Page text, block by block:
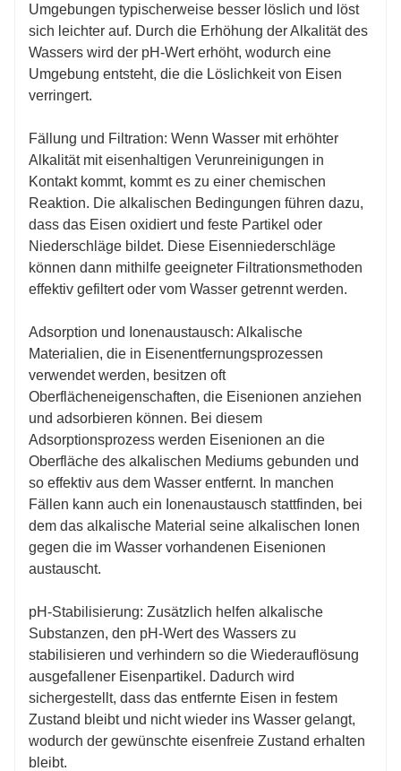
Umgebungen typischerweise besser löslich und löst
sich leichter auf. Durch die Erhöhung der Alkalität des
Wassers wird der pH-Wert erhöht, wodurch eine
Umgebung entsteht, die die Löslichkeit von Eisen
verringert.
Fällung und Filtration: Wenn Wasser mit erhöhter
Alkalität mit eisenhaltigen Verunreinigungen in
Kontakt kommt, kommt es zu einer chemischen
Reaktion. Die alkalischen Bedingungen führen dazu,
dass das Eisen oxidiert und feste Partikel oder
Niederschläge bildet. Diese Eisenniederschläge
können dann mithilfe geeigneter Filtrationsmethoden
effektiv gefiltert oder vom Wasser getrennt werden.
Adsorption und Ionenaustausch: Alkalische
Materialien, die in Eisenentfernungsprozessen
verwendet werden, besitzen oft
Oberflächeneigenschaften, die Eisenionen anziehen
und adsorbieren können. Bei diesem
Adsorptionsprozess werden Eisenionen an die
Oberfläche des alkalischen Mediums gebunden und
so effektiv aus dem Wasser entfernt. In manchen
Fällen kann auch ein Ionenaustausch stattfinden, bei
dem das alkalische Material seine alkalischen Ionen
gegen die im Wasser vorhandenen Eisenionen
austauscht.
pH-Stabilisierung: Zusätzlich helfen alkalische
Substanzen, den pH-Wert des Wassers zu
stabilisieren und verhindern so die Wiederauflösung
ausgefallener Eisenpartikel. Dadurch wird
sichergestellt, dass das entfernte Eisen in festem
Zustand bleibt und nicht wieder ins Wasser gelangt,
wodurch der gewünschte eisenfreie Zustand erhalten
bleibt.